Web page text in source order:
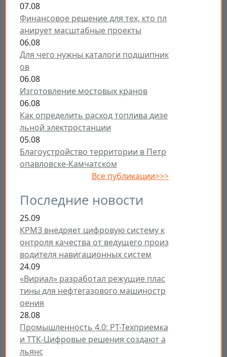
07.08
Финансовое решение для тех, кто пл
анирует масштабные проекты
06.08
Для чего нужны каталоги подшипник
ов
06.08
Изготовление мостовых кранов
06.08
Как определить расход топлива дизе
льной электростанции
05.08
Благоустройство территории в Петр
опавловске-Камчатском
Все публикации>>>
Последние новости
25.09
КРМЗ внедряет цифровую систему к
онтроля качества от ведущего произ
водителя навигационных систем
24.09
«Вириал» разработал режущие плас
тины для нефтегазового машиностр
оения
28.08
Промышленность 4.0: РТ-Техприемка
и ТТК-Цифровые решения создают а
льянс